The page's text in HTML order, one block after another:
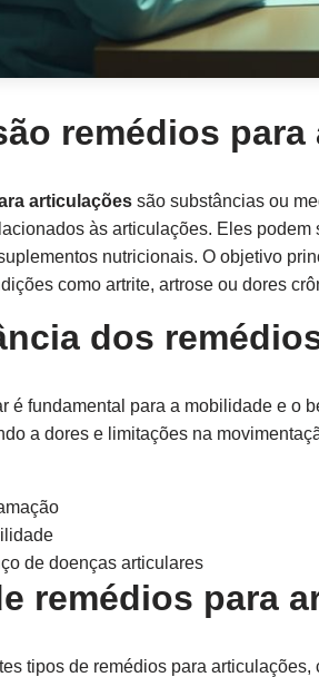
remédios
articulações são substâncias ou
às articulações. Eles
nutricionais. O objetivo
como artrite, artrose ou dores
dos
é fundamental para a mobilidade e o
a dores e limitações na
de doenças articulares
remédios para
tipos de remédios para